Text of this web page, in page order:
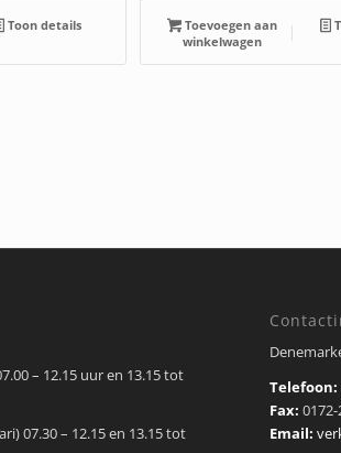
Toon details
Toevoegen aan
winkelwagen
– 12.15 uur en 13.15 tot
07.30 – 12.15 en 13.15 tot
Telefoon:
Fax:
Email: